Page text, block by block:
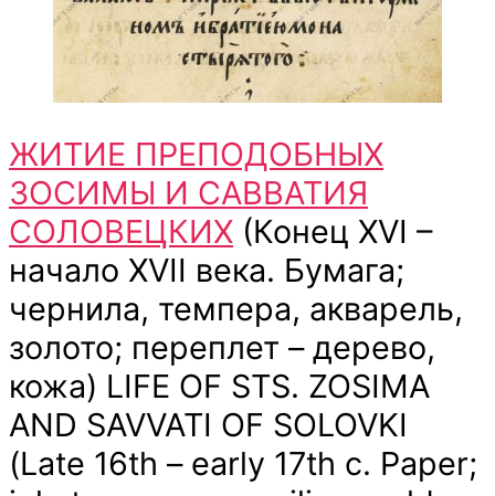
ЖИТИЕ ПРЕПОДОБНЫХ
ЗОСИМЫ И САВВАТИЯ
СОЛОВЕЦКИХ (Конец XVI –
начало XVII века. Бумага;
чернила, темпера, акварель,
золото; переплет – дерево,
кожа) LIFE OF STS. ZOSIMA
AND SAVVATI OF SOLOVKI
(Late 16th – early 17th c. Paper;